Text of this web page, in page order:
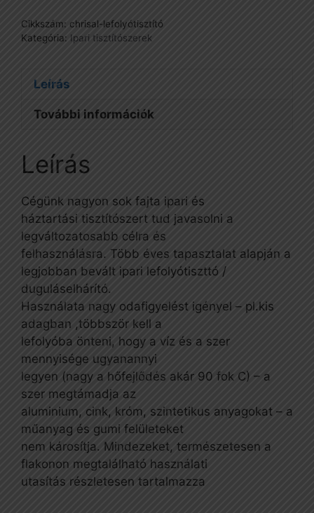
Cikkszám: chrisal-lefolyótisztító
Kategória: Ipari tisztítószerek
Leírás
További információk
Leírás
Cégünk nagyon sok fajta ipari és
háztartási tisztítószert tud javasolni a
legváltozatosabb célra és
felhasználásra. Több éves tapasztalat alapján a
legjobban bevált ipari lefolyótiszttó /
duguláselhárító.
Használata nagy odafigyelést igényel – pl.kis
adagban ,többször kell a
lefolyóba önteni, hogy a víz és a szer
mennyisége ugyanannyi
legyen (nagy a hőfejlődés akár 90 fok C) – a
szer megtámadja az
aluminium, cink, króm, szintetikus anyagokat – a
műanyag és gumi felületeket
nem károsítja. Mindezeket, természetesen a
flakonon megtalálható használati
utasítás részletesen tartalmazza